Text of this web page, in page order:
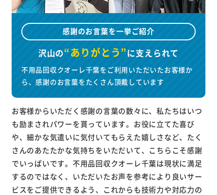
感謝のお言葉を一挙ご紹介
沢山の“ありがとう”に支えられて
不用品回収クオーレ千葉をご利用いただいたお客様か
ら、感謝のお言葉をたくさん頂戴しています
お客様からいただく感謝の言葉の数々に、私たちはいつ
も励まされパワーを貰っています。お役に立てた喜び
や、細かな気遣いに気付いてもらえた嬉しさなど、たく
さんのあたたかな気持ちをいただいて、こちらこそ感謝
でいっぱいです。不用品回収クオーレ千葉は現状に満足
するのではなく、いただいたお声を参考により良いサー
ビスをご提供できるよう、これからも技術力や対応力の